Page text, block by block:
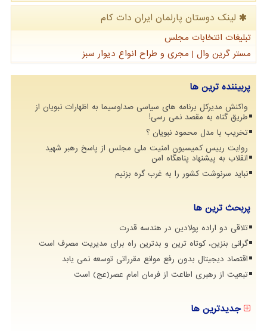
لینک دوستان پارلمان ایران دات كام
تبلیغات انتخابات مجلس
مستر گرین وال | مجری و طراح انواع دیوار سبز
پربیننده ترین ها
واکنش مدیرکل برنامه های سیاسی صداوسیما به اظهارات نبویان از
طریق گناه به مقصد نمی رسی!
تخریب با مدل محمود نبویان ؟
روایت رییس کمیسیون امنیت ملی مجلس از پاسخ رهبر شهید
انقلاب به پیشنهاد پناهگاه امن
نباید سرنوشت کشور را به غرب گره بزنیم
پربحث ترین ها
تلاقی دو اراده پولادین در هندسه قدرت
گرانی بنزین، کوتاه ترین و بدترین راه برای مدیریت مصرف است
اقتصاد دیجیتال بدون رفع موانع مقرراتی توسعه نمی یابد
تبعیت از رهبری اطاعت از فرمان امام عصر(عج) است
جدیدترین ها